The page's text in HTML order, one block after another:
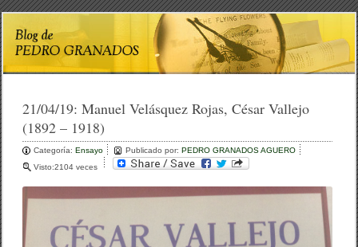
21/04/19:Manuel Velásquez Rojas, César Vallejo
(1892 – 1918)
Categoría:Ensayo Publicado por:PEDRO GRANADOS AGUERO
Visto:2104 veces